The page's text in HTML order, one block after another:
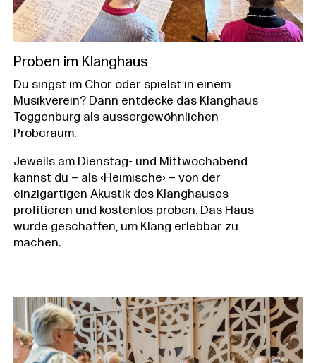
Proben im Klanghaus
Du singst im Chor oder spielst in einem
Musikverein? Dann entdecke das Klanghaus
Toggenburg als aussergewöhnlichen
Proberaum.
Jeweils am Dienstag- und Mittwochabend
kannst du – als ‹Heimische› – von der
einzigartigen Akustik des Klanghauses
profitieren und kostenlos proben. Das Haus
wurde geschaffen, um Klang erlebbar zu
machen.